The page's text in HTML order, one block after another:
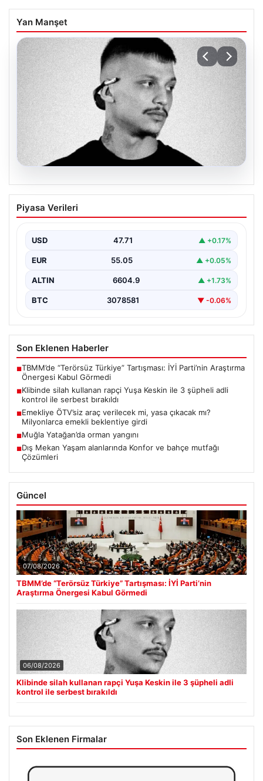
Yan Manşet
06.08.2026
Klibinde silah kullanan rapçi Yuşa
Keskin ile 3 şüpheli adli kontrol ile
Piyasa Verileri
USD 47.71 ▲ +0.17%
EUR 55.05 ▲ +0.05%
ALTIN 6604.9 ▲ +1.73%
BTC 3078581 ▼ -0.06%
Son Eklenen Haberler
■TBMM’de “Terörsüz Türkiye” Tartışması: İYİ Parti’nin Araştırma
Önergesi Kabul Görmedi
■Klibinde silah kullanan rapçi Yuşa Keskin ile 3 şüpheli adli
kontrol ile serbest bırakıldı
■Emekliye ÖTV’siz araç verilecek mi, yasa çıkacak mı?
Milyonlarca emekli beklentiye girdi
■Muğla Yatağan’da orman yangını
■Dış Mekan Yaşam alanlarında Konfor ve bahçe mutfağı
Çözümleri
Güncel
07/08/2026
TBMM’de “Terörsüz Türkiye” Tartışması: İYİ Parti’nin
Araştırma Önergesi Kabul Görmedi
06/08/2026
Klibinde silah kullanan rapçi Yuşa Keskin ile 3 şüpheli adli
kontrol ile serbest bırakıldı
Son Eklenen Firmalar